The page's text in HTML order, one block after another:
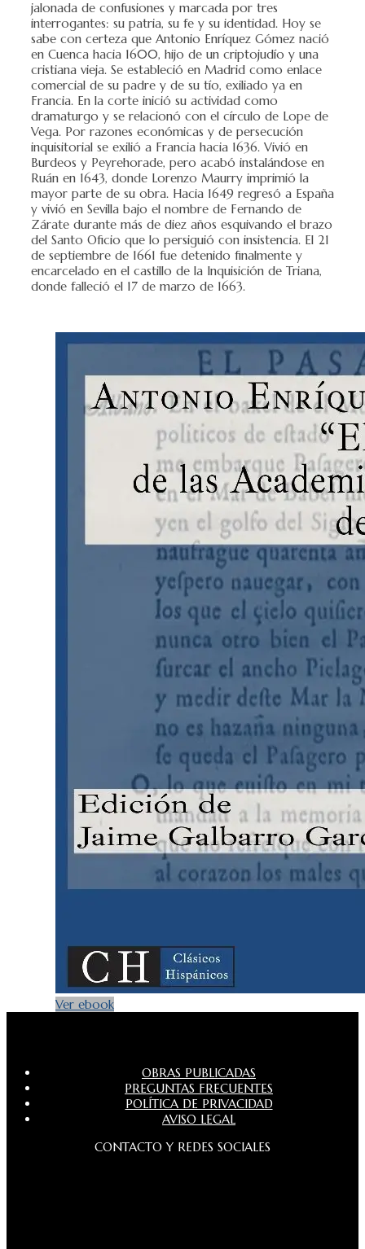
jalonada de confusiones y marcada por tres
interrogantes: su patria, su fe y su identidad. Hoy se
sabe con certeza que Antonio Enríquez Gómez nació
en Cuenca hacia 1600, hijo de un criptojudío y una
cristiana vieja. Se estableció en Madrid como enlace
comercial de su padre y de su tío, exiliado ya en
Francia. En la corte inició su actividad como
dramaturgo y se relacionó con el círculo de Lope de
Vega. Por razones económicas y de persecución
inquisitorial se exilió a Francia hacia 1636. Vivió en
Burdeos y Peyrehorade, pero acabó instalándose en
Ruán en 1643, donde Lorenzo Maurry imprimió la
mayor parte de su obra. Hacia 1649 regresó a España
y vivió en Sevilla bajo el nombre de Fernando de
Zárate durante más de diez años esquivando el brazo
del Santo Oficio que lo persiguió con insistencia. El 21
de septiembre de 1661 fue detenido finalmente y
encarcelado en el castillo de la Inquisición de Triana,
donde falleció el 17 de marzo de 1663.
Ver ebook
OBRAS PUBLICADAS
PREGUNTAS FRECUENTES
POLÍTICA DE PRIVACIDAD
AVISO LEGAL
CONTACTO Y REDES SOCIALES